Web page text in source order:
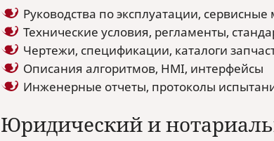
Руководства по эксплуатации,
Технические условия, регламенты,
Чертежи, спецификации, каталоги
Описания алгоритмов, HMI, интерфейсы
Инженерные отчеты, протоколы
Юридический и